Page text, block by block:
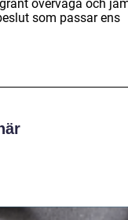
överväga och
som passar ens